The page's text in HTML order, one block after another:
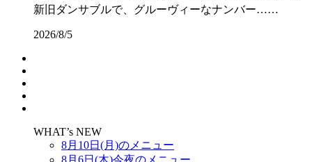
新旧ダンサブルで、グルーヴィーなナンバー……
2026/8/5
WHAT’s NEW
8月10日(月)のメニュー